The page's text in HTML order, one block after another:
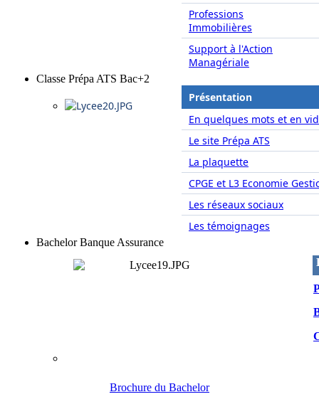
Professions
Immobilières
Support à l'Action
Managériale
Classe Prépa ATS Bac+2
Présentation
En quelques mots et en
Le site Prépa ATS
La plaquette
CPGE et L3 Economie
Les réseaux sociaux
Les témoignages
Bachelor Banque Assurance
Brochure du Bachelor